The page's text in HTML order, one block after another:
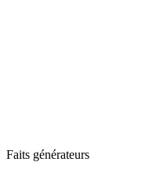
Faits générateurs